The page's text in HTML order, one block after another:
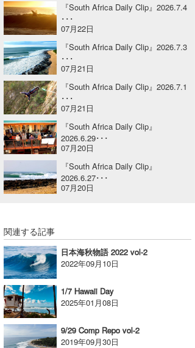
『South Africa Daily Clip』2026.7.4
･･･
07月22日
『South Africa Daily Clip』2026.7.3
･･･
07月21日
『South Africa Daily Clip』2026.7.1
･･･
07月21日
『South Africa Daily Clip』
2026.6.29･･･
07月20日
『South Africa Daily Clip』
2026.6.27･･･
07月20日
関連する記事
日本海秋物語 2022 vol-2
2022年09月10日
1/7 Hawaii Day
2025年01月08日
9/29 Comp Repo vol-2
2019年09月30日
arukasvision
DELTA FORCE SURF
CBA Films
熊谷素子
嵯峨明日香
進士剛光
田原啓江
植村未来
NOBUFUKU
大野”MAR”修聖
+☆maki☆+
Aichan
chan-U
ECE
G◎Da
H
KOBU
MIN
mitz
OYZ
S.K
Soulman